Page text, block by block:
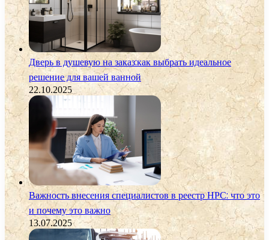
Дверь в душевую на заказ:как выбрать идеальное
решение для вашей ванной
22.10.2025
Важность внесения специалистов в реестр НРС: что это
и почему это важно
13.07.2025